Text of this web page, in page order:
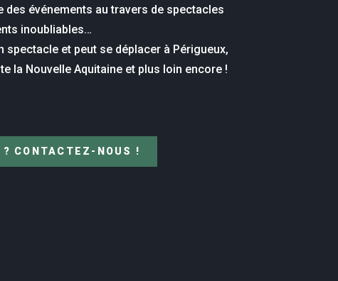
des événements au travers de spectacles
inoubliables…
spectacle et peut se déplacer à Périgueux,
la Nouvelle Aquitaine et plus loin encore !
CONTACTEZ-NOUS !